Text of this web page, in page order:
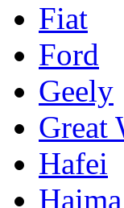
Fiat
Ford
Geely
Great
Hafei
Haima